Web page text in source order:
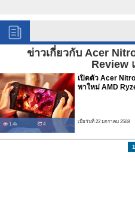
ข่าวเกี่ยวกับ Acer
Review
1.4k 4
เปิดตัว Acer
พาใหม่ AMD
เมื่อวันที่ 22 มกราคม 2568
1